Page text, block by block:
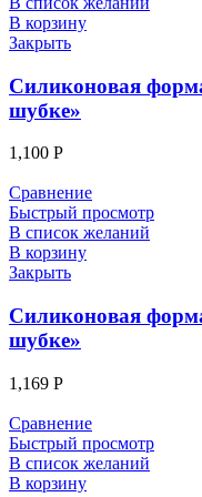
В корзину
Закрыть
Силиконовая
шубке»
1,100 Р
Сравнение
Быстрый просмотр
В список желаний
В корзину
Закрыть
Силиконовая
шубке»
1,169 Р
Сравнение
Быстрый просмотр
В список желаний
В корзину